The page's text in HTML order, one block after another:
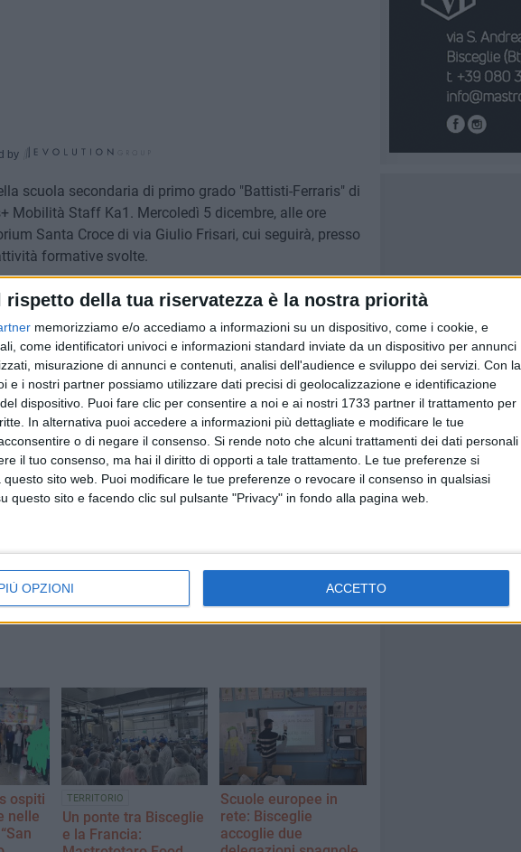
rispetto della tua riservatezza è la nostra priorità
memorizziamo e/o accediamo a informazioni su un dispositivo, come i cookie, e
come identificatori univoci e informazioni standard inviate da un dispositivo per annunci
misurazione di annunci e contenuti, analisi dell'audience e sviluppo dei servizi. Con la
e i nostri partner possiamo utilizzare dati precisi di geolocalizzazione e identificazione
dispositivo. Puoi fare clic per consentire a noi e ai nostri 1733 partner il trattamento per
In alternativa puoi accedere a informazioni più dettagliate e modificare le tue
o di negare il consenso. Si rende noto che alcuni trattamenti dei dati personali
il tuo consenso, ma hai il diritto di opporti a tale trattamento. Le tue preferenze si
sito web. Puoi modificare le tue preferenze o revocare il consenso in qualsiasi
questo sito e facendo clic sul pulsante "Privacy" in fondo alla pagina web.
OPZIONI ACCETTO
by
scuola secondaria di primo grado "Battisti-Ferraris" di
Mobilità Staff Ka1. Mercoledì 5 dicembre, alle ore
Santa Croce di via Giulio Frisari, cui seguirà, presso
formative svolte.
Angarano, l'assessore alla pubblica istruzione
centrale Aede nazionale Loredana Cialdella, il
Luigi Balacco, il presidente del Rotary Club di Bisceglie
biscegliese Fidapa Aurelia Storelli, il dirigente
Sciancalepore e i docenti della scuola coinvolti nel
professoressa Lucrezia Germinario.
7 AGOSTO 2026
Festa patronale, il programma
ospiti
nelle
TERRITORIO
Un ponte tra Bisceglie
e la Francia:
Scuole europee in
rete: Bisceglie
accoglie due